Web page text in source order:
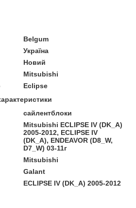
Belgum
Україна
Новий
Mitsubishi
Eclipse
сайлентблоки
Mitsubishi ECLIPSE IV (DK_A)
2005-2012, ECLIPSE IV
(DK_A), ENDEAVOR (D8_W,
D7_W) 03-11г
Mitsubishi
Galant
ECLIPSE IV (DK_A) 2005-2012